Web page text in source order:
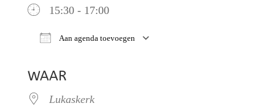
15:30 - 17:00
Aan agenda toevoegen
WAAR
Lukaskerk